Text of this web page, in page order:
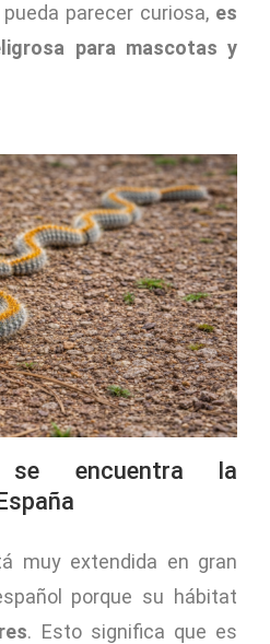
parecer curiosa, es
para mascotas y
encuentra la
muy extendida en gran
porque su hábitat
. Esto significa que es